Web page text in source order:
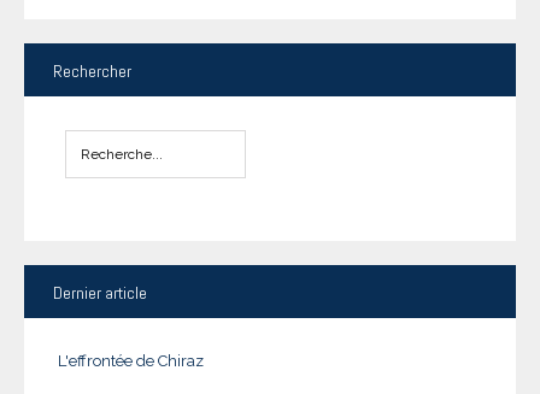
Rechercher
Dernier article
L'effrontée de Chiraz